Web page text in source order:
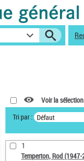
Voir la
Tri par : Défaut
1
Temperton, Rod